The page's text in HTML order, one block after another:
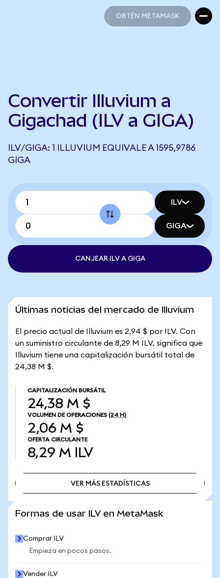
OBTÉN METAMASK
Convertir Illuvium a
Gigachad (ILV a GIGA)
ILV/GIGA: 1 ILLUVIUM EQUIVALE A 1595,9786
GIGA
ILV
GIGA
CANJEAR ILV A GIGA
Últimas noticias del mercado de Illuvium
El precio actual de Illuvium es 2,94 $ por ILV. Con
un suministro circulante de 8,29 M ILV, significa que
Illuvium tiene una capitalización bursátil total de
24,38 M $.
CAPITALIZACIÓN BURSÁTIL
24,38 M $
VOLUMEN DE OPERACIONES (24 H)
2,06 M $
OFERTA CIRCULANTE
8,29 M ILV
VER MÁS ESTADÍSTICAS
Formas de usar ILV en MetaMask
Comprar ILV
Empieza en pocos pasos.
Vender ILV